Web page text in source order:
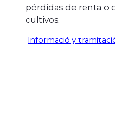
pérdidas de renta o
cultivos.
Informació y